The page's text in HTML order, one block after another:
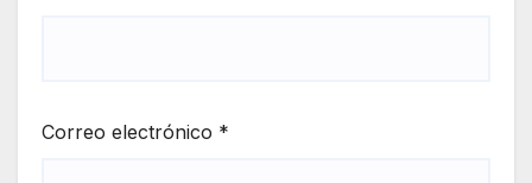
Correo electrónico *